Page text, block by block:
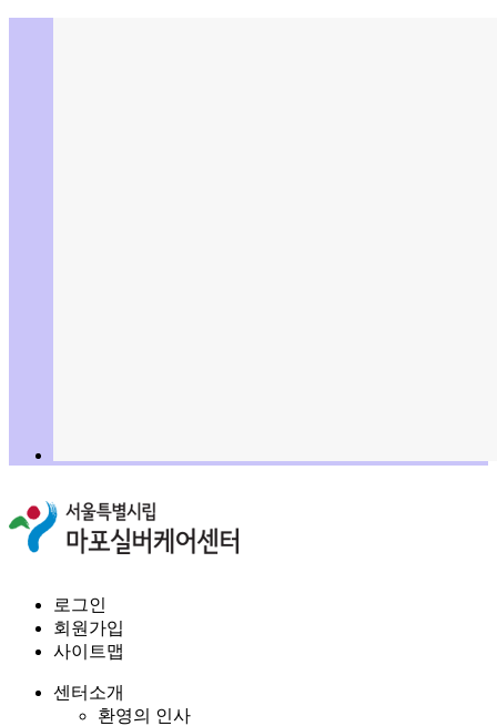
로그인
회원가입
사이트맵
센터소개
환영의 인사